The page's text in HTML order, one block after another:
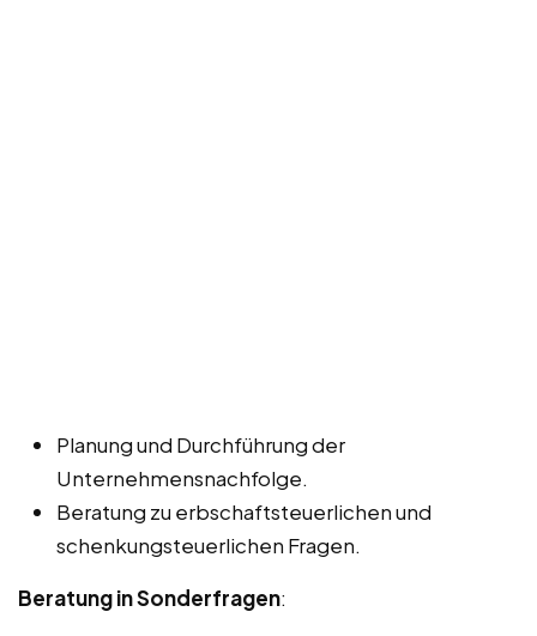
Planung und Durchführung der
Unternehmensnachfolge.
Beratung zu erbschaftsteuerlichen und
schenkungsteuerlichen Fragen.
Beratung in Sonderfragen: